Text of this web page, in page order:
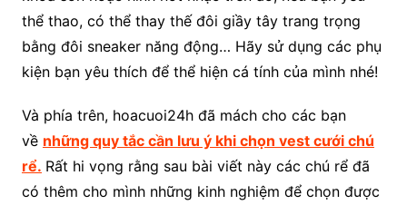
thể thao, có thể thay thế đôi giầy tây trang trọng
bằng đôi sneaker năng động… Hãy sử dụng các phụ
kiện bạn yêu thích để thể hiện cá tính của mình nhé!
Và phía trên, hoacuoi24h đã mách cho các bạn
về những quy tắc cần lưu ý khi chọn vest cưới chú
rể. Rất hi vọng rằng sau bài viết này các chú rể đã
có thêm cho mình những kinh nghiệm để chọn được